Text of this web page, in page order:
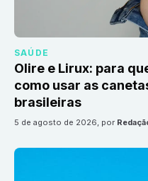
SAÚDE
Olire e Lirux: para
como usar as
brasileiras
5 de agosto de 2026, por